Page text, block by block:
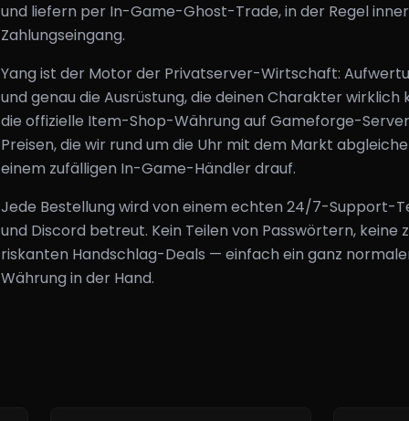
und liefern per In-Game-Ghost-Trade, in der Regel
Zahlungseingang.
Yang ist der Motor der Privatserver-Wirtschaft:
und genau die Ausrüstung, die deinen Charakter
die offizielle Item-Shop-Währung auf Gameforge-
Preisen, die wir rund um die Uhr mit dem Markt
einem zufälligen In-Game-Händler drauf.
Jede Bestellung wird von einem echten 24/7-Support-
und Discord betreut. Kein Teilen von Passwörtern, keine
riskanten Handschlag-Deals — einfach ein ganz
Währung in der Hand.